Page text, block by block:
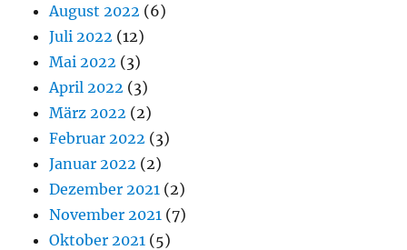
August 2022 (6)
Juli 2022 (12)
Mai 2022 (3)
April 2022 (3)
März 2022 (2)
Februar 2022 (3)
Januar 2022 (2)
Dezember 2021 (2)
November 2021 (7)
Oktober 2021 (5)